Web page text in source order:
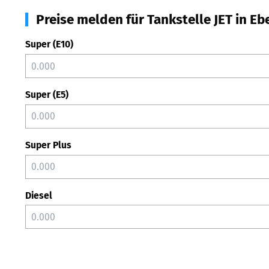
Preise melden für Tankstelle JET in
Super (E10)
Super (E5)
Super Plus
Diesel